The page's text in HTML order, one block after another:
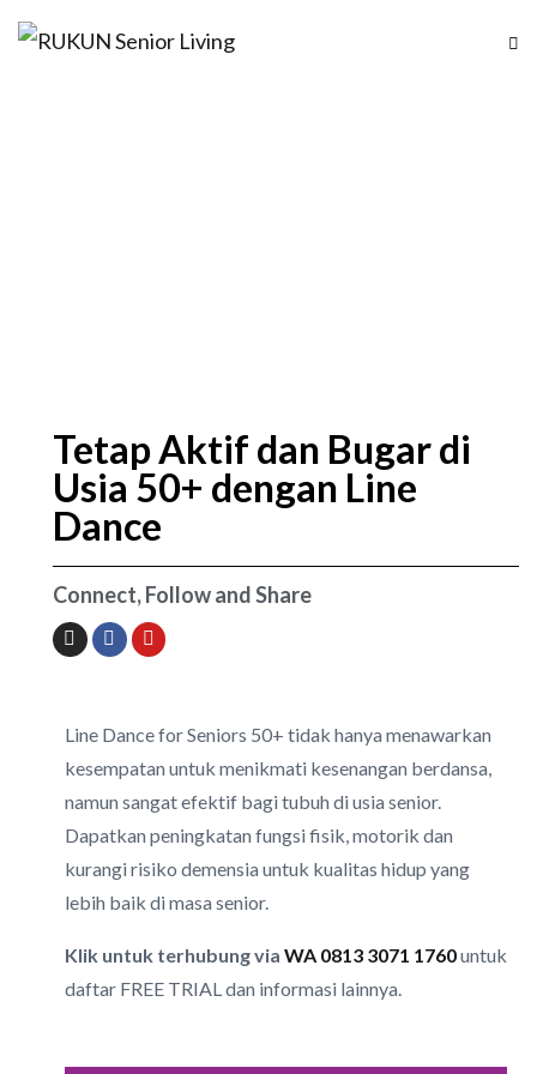
Tetap Aktif dan Bugar di
Usia 50+ dengan Line
Dance
Connect, Follow and Share
Line Dance for Seniors 50+ tidak hanya menawarkan
kesempatan untuk menikmati kesenangan berdansa,
namun sangat efektif bagi tubuh di usia senior.
Dapatkan peningkatan fungsi fisik, motorik dan
kurangi risiko demensia untuk kualitas hidup yang
lebih baik di masa senior.
Klik untuk terhubung via WA 0813 3071 1760untuk
daftar FREE TRIAL dan informasi lainnya.